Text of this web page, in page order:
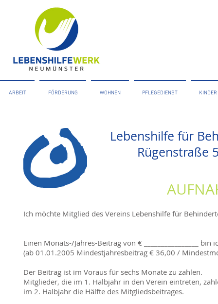
ARBEIT FÖRDERUNG WOHNEN PFLEGEDIENST KINDER
Lebenshilfe für
Rügenstraße
Ich möchte Mitglied des Vereins Lebenshilfe für
Einen Monats-/Jahres-Beitrag von € ________________ bin
(ab 01.01.2005 Mindestjahresbeitrag € 36,00 /
Der Beitrag ist im Voraus für sechs Monate zu zahlen.
Mitglieder, die im 1. Halbjahr in den Verein eintreten,
im 2. Halbjahr die Hälfte des Mitgliedsbeitrages.